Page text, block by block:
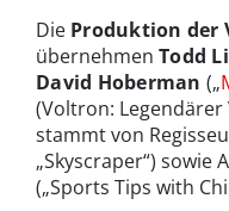
Die Produktion der
übernehmen Todd
David Hoberman („
(Voltron: Legendärer
stammt von
„Skyscraper“) sowie
(„Sports Tips with